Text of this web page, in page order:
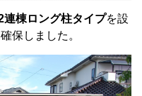
連棟ロング柱タイプを設
保しました。